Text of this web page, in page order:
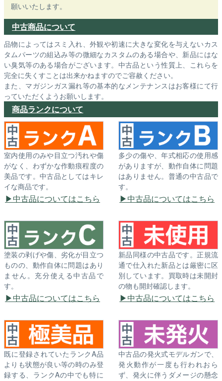
願いいたします。
中古商品について
品物によってはスミ入れ、外観や初速に大きな変化を与えないカス
タムパーツの組込み等の微細なカスタムのある場合や、新品にはな
い臭気等のある場合がございます。中古品という性質上、これらを
完全に失くすことは出来かねますのでご容赦ください。
また、マガジンガス漏れ等の基本的なメンテナンスはお客様にて行
っていただくようお願いします。
商品ランクについて
室内使用のみや目立つ汚れや傷
がなく、わずかな作動痕程度の
美品です。中古品としてはキレ
イな商品です。
中古品についてはこちら
多少の傷や、年式相応の使用感
がありますが、動作自体に問題
はありません。普通の中古品で
す。
中古品についてはこちら
塗装の剥げや傷、劣化が目立つ
ものの、動作自体に問題はあり
ません。充分使える中古品で
す。
中古品についてはこちら
新品同様の中古品です。正規流
通で仕入れた新品とは厳密に区
別しています。買取時は未開封
の物も開封確認します。
中古品についてはこちら
既に登録されていたランクA品
よりも状態が良い等の時のみ登
録する、ランクAの中でも特に
中古品の発火式モデルガンで、
発火動作が一度も行われおら
ず、発火に伴うダメージの懸念